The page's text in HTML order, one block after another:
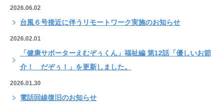
2026.06.02
台風６号接近に伴うリモートワーク実施のお知らせ
2026.02.01
「健康サポーターえむぞぅくん」福祉編 第12話「優しいお節
介！ だぞぅ！」を更新しました。
2026.01.30
電話回線復旧のお知らせ